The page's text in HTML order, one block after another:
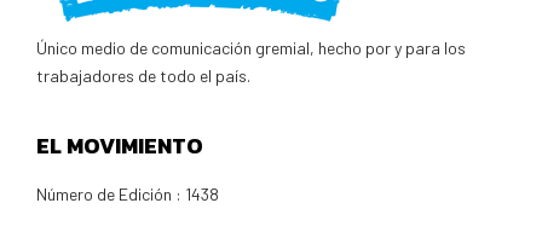
Único medio de comunicación gremial, hecho por y para los
trabajadores de todo el país.
EL MOVIMIENTO
Número de Edición : 1438